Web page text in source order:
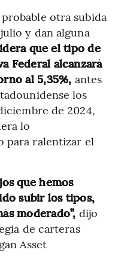
otra subida
y dan alguna
que el tipo de
Federal alcanzará
al 5,35%, antes
los
de 2024,
lo
para ralentizar el
que hemos
subir los tipos,
moderado”, dijo
de carteras
Asset